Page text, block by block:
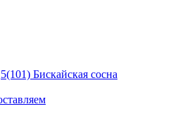
Бискайская сосна